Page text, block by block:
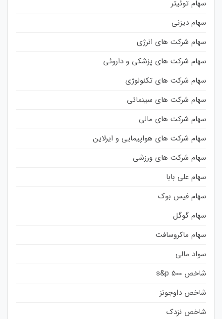
سهام توئیتر
سهام دیزنی
سهام شرکت های انرژی
سهام شرکت های پزشکی و داروئی
سهام شرکت های تکنولوژی
سهام شرکت های سینمائی
سهام شرکت های مالی
سهام شرکت های هواپیمایی و ایرلاین
سهام شرکت های ورزشی
سهام علی بابا
سهام فیس بوک
سهام گوگل
سهام ماکروسافت
سواد مالی
شاخص s&p 500
شاخص داوجونز
شاخص نزدک